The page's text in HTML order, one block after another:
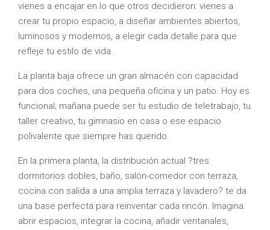
vienes a encajar en lo que otros decidieron: vienes a
crear tu propio espacio, a diseñar ambientes abiertos,
luminosos y modernos, a elegir cada detalle para que
refleje tu estilo de vida.
La planta baja ofrece un gran almacén con capacidad
para dos coches, una pequeña oficina y un patio. Hoy es
funcional; mañana puede ser tu estudio de teletrabajo, tu
taller creativo, tu gimnasio en casa o ese espacio
polivalente que siempre has querido.
En la primera planta, la distribución actual ?tres
dormitorios dobles, baño, salón-comedor con terraza,
cocina con salida a una amplia terraza y lavadero? te da
una base perfecta para reinventar cada rincón. Imagina
abrir espacios, integrar la cocina, añadir ventanales,